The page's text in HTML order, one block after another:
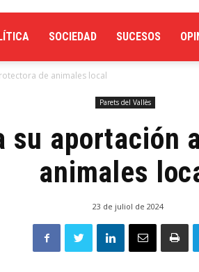
SOCIEDAD SUCESOS
de animales local
Parets del Vallès
su aportación
animales
23 de juliol de 2024